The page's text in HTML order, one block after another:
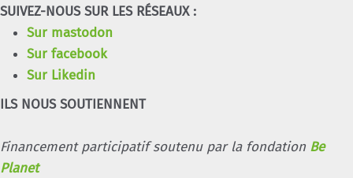
SUIVEZ-NOUS SUR LES RÉSEAUX :
Sur mastodon
Sur facebook
Sur Likedin
ILS NOUS SOUTIENNENT
Financement participatif soutenu par la fondation Be
Planet